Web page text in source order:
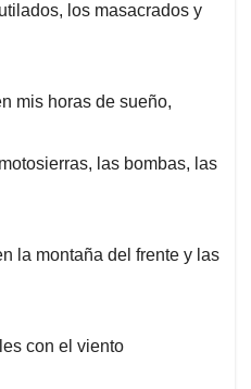
los masacrados y
mis horas de sueño,
las bombas, las
la montaña del frente y las
con el viento